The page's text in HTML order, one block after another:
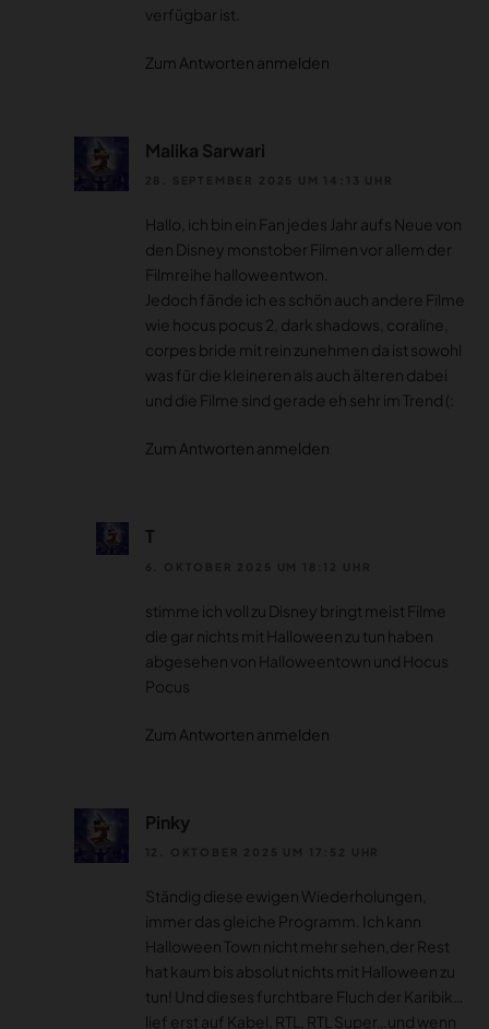
verfügbar ist.
Zum Antworten anmelden
Malika Sarwari
Hallo, ich bin ein Fan jedes Jahr aufs Neue von
den Disney monstober Filmen vor allem der
Filmreihe halloweentwon.
Jedoch fände ich es schön auch andere Filme
wie hocus pocus 2, dark shadows, coraline,
corpes bride mit rein zunehmen da ist sowohl
was für die kleineren als auch älteren dabei
und die Filme sind gerade eh sehr im Trend (:
Zum Antworten anmelden
T
stimme ich voll zu Disney bringt meist Filme
die gar nichts mit Halloween zu tun haben
abgesehen von Halloweentown und Hocus
Pocus
Zum Antworten anmelden
Pinky
Ständig diese ewigen Wiederholungen,
immer das gleiche Programm. Ich kann
Halloween Town nicht mehr sehen,der Rest
hat kaum bis absolut nichts mit Halloween zu
tun! Und dieses furchtbare Fluch der Karibik…
lief erst auf Kabel, RTL, RTL Super…und wenn